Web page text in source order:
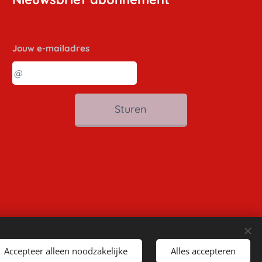
Jouw e-mailadres
Sturen
Accepteer alleen noodzakelijke Alles accepteren